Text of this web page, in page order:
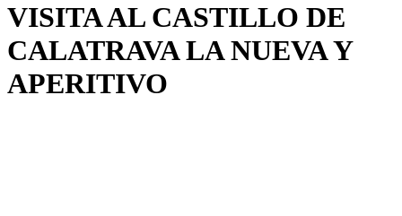
VISITA AL CASTILLO DE
CALATRAVA LA NUEVA Y
APERITIVO